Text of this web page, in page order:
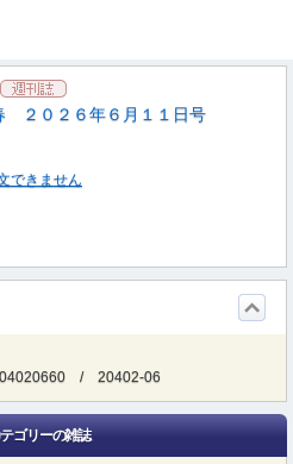
２０２６年６月１１日号
できません
/20402-06
ゴリーの雑誌